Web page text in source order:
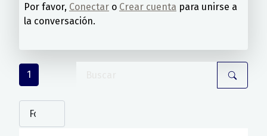
Por favor, Conectar o Crear cuenta para unirse a
la conversación.
1